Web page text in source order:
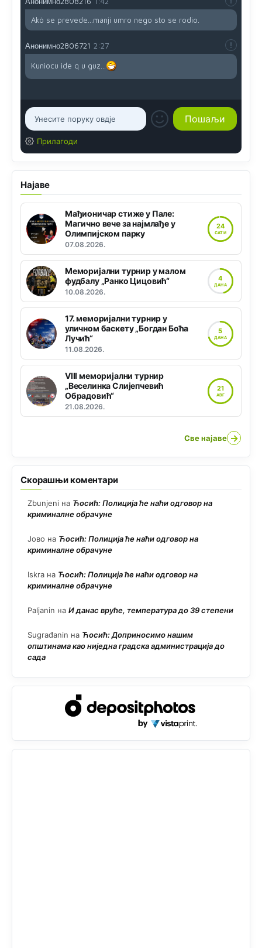
Akò se prevede...manji umro nego sto se rodio.
Анонимно2806721 2:27
Kuniocu ide q u guz...
Прилагоди
Најаве
Мађионичар стиже у Пале:
Магично вече за најмлађе у
Олимпијском парку
07.08.2026.
24
САТИ
Меморијални турнир у малом
фудбалу „Ранко Цицовић“
10.08.2026.
4
ДАНА
17. меморијални турнир у
уличном баскету „Богдан Боћа
Лучић“
11.08.2026.
5
ДАНА
VIII меморијални турнир
„Веселинка Слијепчевић
Обрадовић“
21.08.2026.
21
АВГ
Све најаве →
Скорашњи коментари
Zbunjeni на Ћосић: Полиција ће наћи одговор на
криминалне обрачуне
Јово на Ћосић: Полиција ће наћи одговор на
криминалне обрачуне
Iskra на Ћосић: Полиција ће наћи одговор на
криминалне обрачуне
Paljanin на И данас вруће, температура до 39 степени
Sugrađanin на Ћосић: Доприносимо нашим
општинама као ниједна градска администрација до
сада